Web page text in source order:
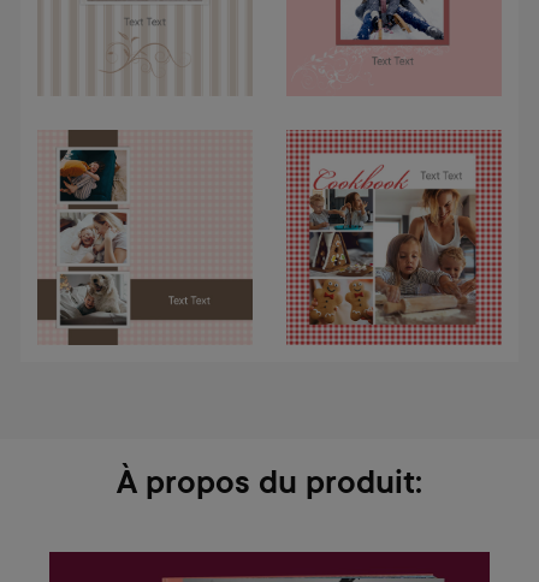
À propos du produit: